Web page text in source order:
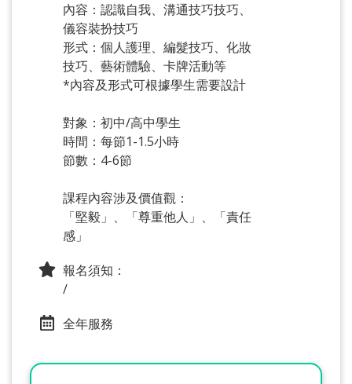
內容：認識自我、溝通技巧技巧、
儀容裝扮技巧
形式：個人護理、編髮技巧、化妝
技巧、藝術體驗、卡牌活動等
*內容及形式可根據學生需要設計
對象：初中/高中學生
時間：每節1-1.5小時
節數：4-6節
課程內容涉及價值觀：
「堅毅」、「尊重他人」、「責任
感」
報名須知：
/
全年服務